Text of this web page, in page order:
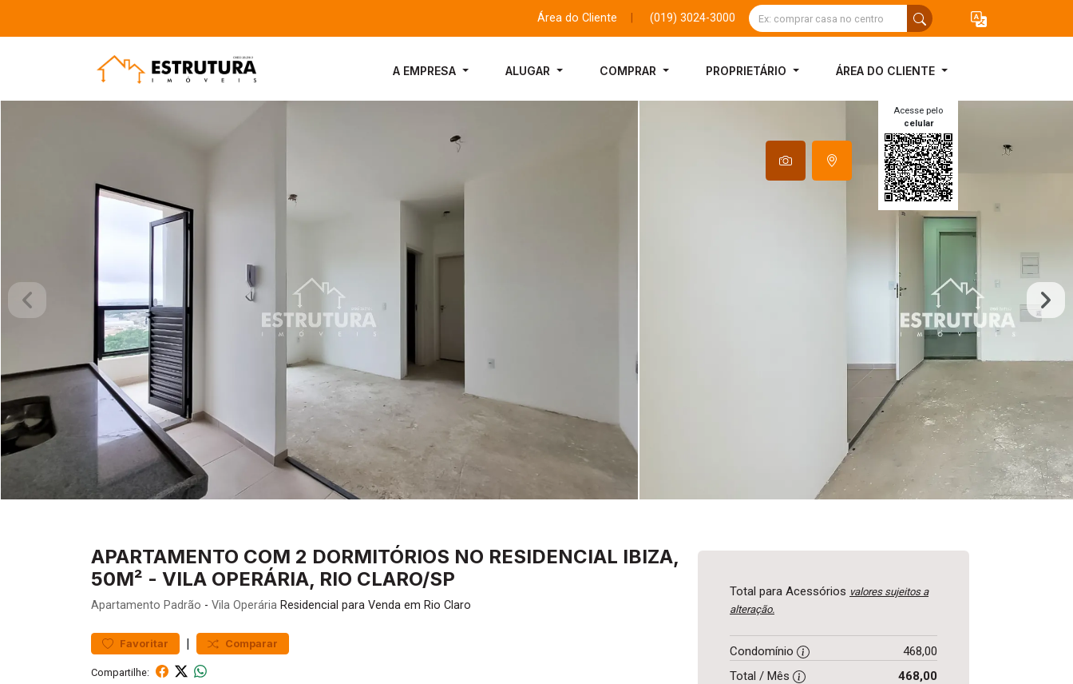
Área do Cliente (019) 3024-3000
A EMPRESA ALUGAR COMPRAR PROPRIETÁRIO ÁREA DO CLIENTE
Acesse pelo
celular
APARTAMENTO COM 2 DORMITÓRIOS NO RESIDENCIAL IBIZA,
50M² - VILA OPERÁRIA, RIO CLARO/SP
Apartamento Padrão - Vila Operária Residencial para Venda em Rio Claro
Favoritar | Comparar
Compartilhe:
Total para Acessórios valores sujeitos a
alteração.
Condomínio
468,00
Total / Mês
468,00